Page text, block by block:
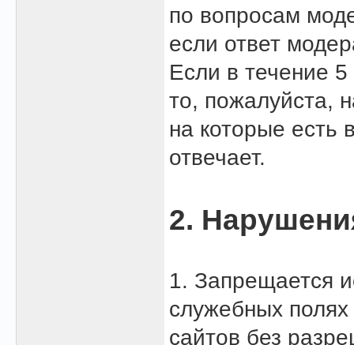
по вопросам
если ответ
Если в течение
то, пожалуйста,
на которые есть
отвечает.
2.
1. Запрещается
служебных
сайтов без